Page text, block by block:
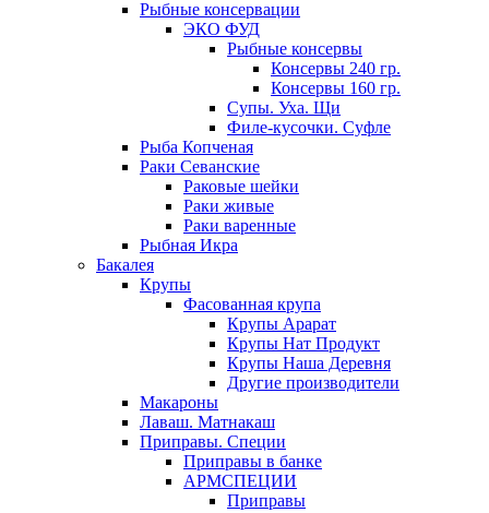
Рыбные консервации
ЭКО ФУД
Рыбные консервы
Консервы 240 гр.
Консервы 160 гр.
Супы. Уха. Щи
Филе-кусочки. Суфле
Рыба Копченая
Раки Севанские
Раковые шейки
Раки живые
Раки варенные
Рыбная Икра
Бакалея
Крупы
Фасованная крупа
Крупы Арарат
Крупы Нат Продукт
Крупы Наша Деревня
Другие производители
Макароны
Лаваш. Матнакаш
Приправы. Специи
Приправы в банке
АРМСПЕЦИИ
Приправы